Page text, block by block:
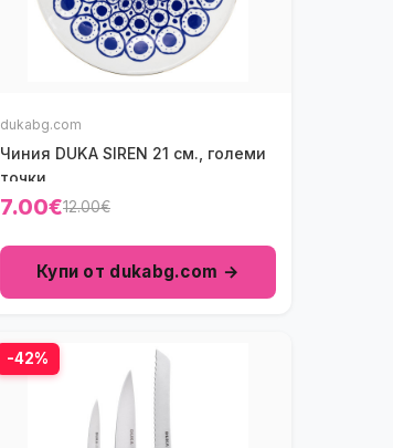
dukabg.com
Чиния DUKA SIREN 21 см., големи
точки
7.00€12.00€
Купи от dukabg.com →
-42%